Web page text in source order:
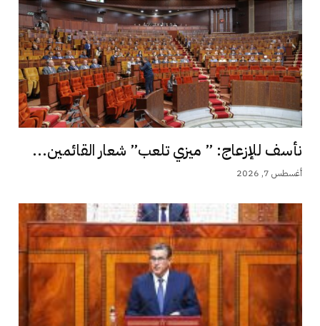
نأسف للإزعاج: ” ميزي تلعب” شعار القائمين...
أغسطس 7, 2026